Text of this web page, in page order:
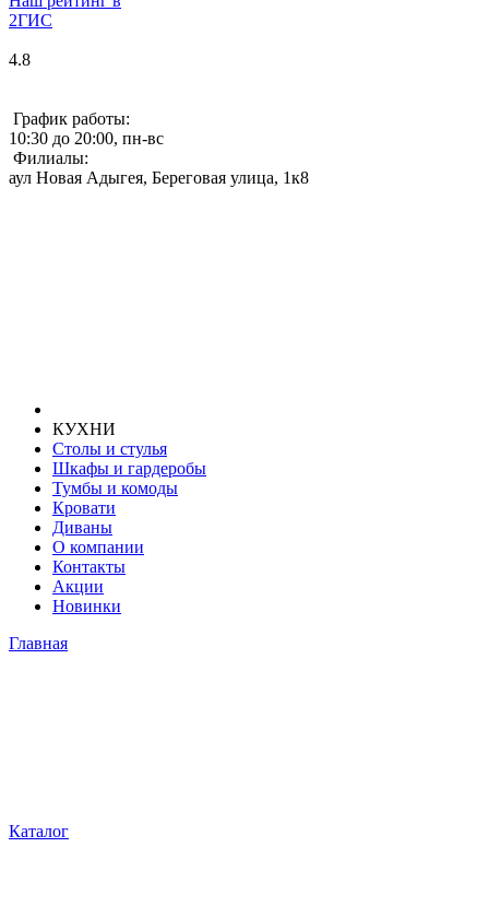
2ГИС
4.8
График работы:
10:30 до 20:00, пн-вс
Филиалы:
аул Новая Адыгея, Береговая улица, 1к8
КУХНИ
Столы и стулья
Шкафы и гардеробы
Тумбы и комоды
Кровати
Диваны
О компании
Контакты
Акции
Новинки
Главная
Каталог